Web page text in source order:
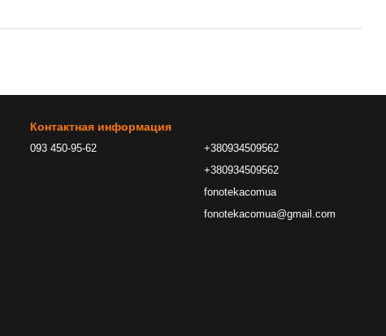
Контактная информация
093 450-95-62
+380934509562
+380934509562
fonotekacomua
fonotekacomua@gmail.com